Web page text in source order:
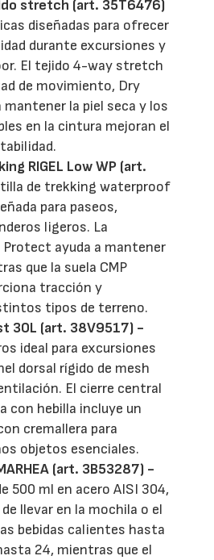
stretch (art. 35T6476)
diseñadas para ofrecer
durante excursiones y
El tejido 4-way stretch
de movimiento, Dry
mantener la piel seca y los
en la cintura mejoran el
RIGEL Low WP (art.
de trekking waterproof
para paseos,
ligeros. La
Protect ayuda a mantener
que la suela CMP
tracción y
tipos de terreno.
30L (art. 38V9517) -
ideal para excursiones
dorsal rígido de mesh
El cierre central
con hebilla incluye un
cremallera para
objetos esenciales.
(art. 3B53287) -
500 ml en acero AISI 304,
llevar en la mochila o el
bebidas calientes hasta
24, mientras que el